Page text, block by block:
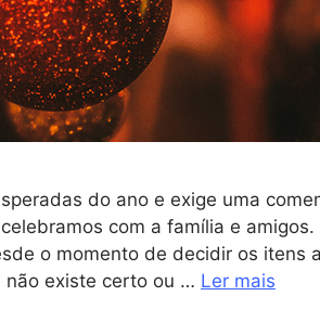
do ano e exige uma
com a família e
o momento de decidir os itens
não existe certo ou … Ler mais